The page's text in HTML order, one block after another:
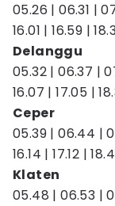
05.26 | 06.31 |
16.01 | 16.59 |
Delanggu
05.32 | 06.37 |
16.07 | 17.05 |
Ceper
05.39 | 06.44 |
16.14 | 17.12 |
Klaten
05.48 | 06.53 |